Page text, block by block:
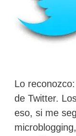
Lo
de Twitter.
eso, si me